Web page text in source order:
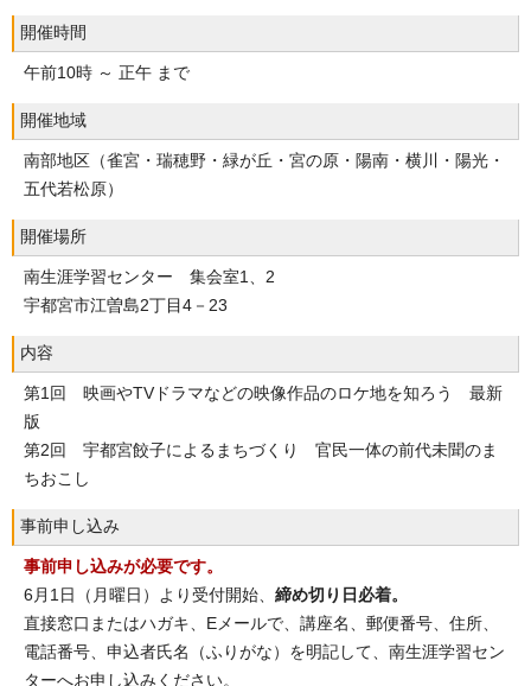
開催時間
午前10時 ～ 正午 まで
開催地域
南部地区（雀宮・瑞穂野・緑が丘・宮の原・陽南・横川・陽光・
五代若松原）
開催場所
南生涯学習センター 集会室1、2
宇都宮市江曽島2丁目4－23
内容
第1回 映画やTVドラマなどの映像作品のロケ地を知ろう 最新
版
第2回 宇都宮餃子によるまちづくり 官民一体の前代未聞のま
ちおこし
事前申し込み
事前申し込みが必要です。
6月1日（月曜日）より受付開始、 締め切り日必着。
直接窓口またはハガキ、Eメールで、講座名、郵便番号、住所、
電話番号、申込者氏名（ふりがな）を明記して、南生涯学習セン
ターへお申し込みください。